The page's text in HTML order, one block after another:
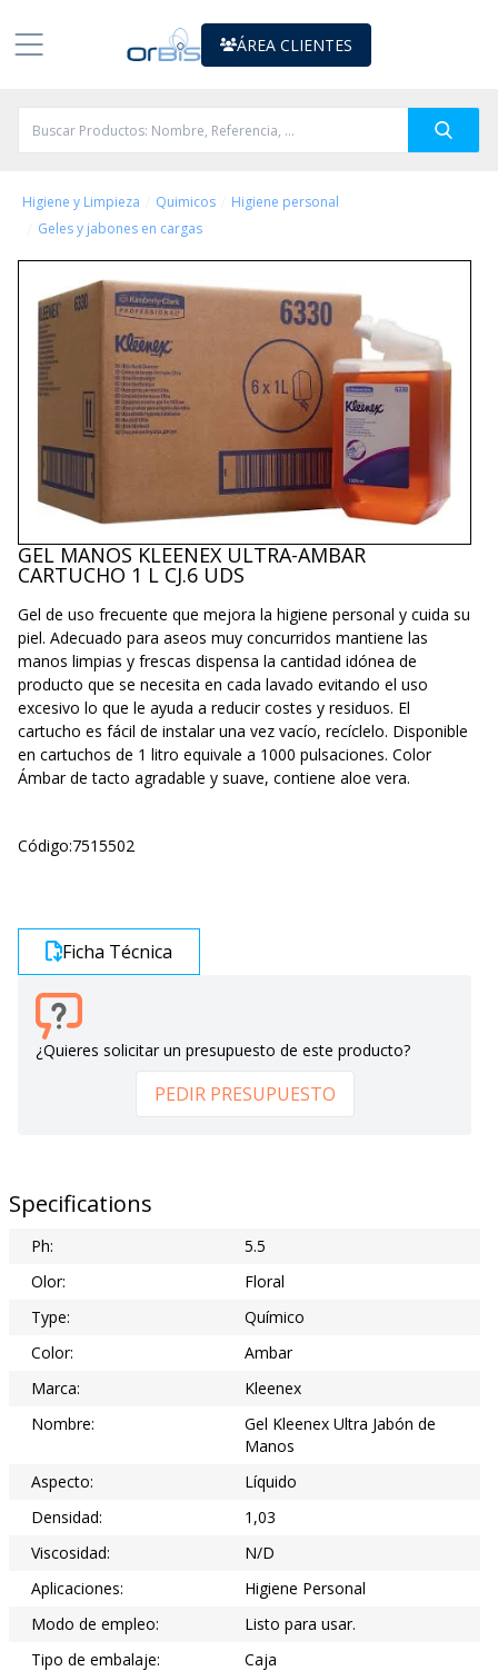
ÁREA CLIENTES
Higiene y Limpieza Quimicos Higiene personal
Geles y jabones en cargas
GEL MANOS KLEENEX ULTRA-AMBAR
CARTUCHO 1 L CJ.6 UDS
Gel de uso frecuente que mejora la higiene personal y cuida su
piel. Adecuado para aseos muy concurridos mantiene las
manos limpias y frescas dispensa la cantidad idónea de
producto que se necesita en cada lavado evitando el uso
excesivo lo que le ayuda a reducir costes y residuos. El
cartucho es fácil de instalar una vez vacío, recíclelo. Disponible
en cartuchos de 1 litro equivale a 1000 pulsaciones. Color
Ámbar de tacto agradable y suave, contiene aloe vera.
Código:7515502
Ficha Técnica
¿Quieres solicitar un presupuesto de este producto?
PEDIR PRESUPUESTO
Specifications
Ph:
5.5
Olor:
Floral
Type:
Químico
Color:
Ambar
Marca:
Kleenex
Nombre:
Gel Kleenex Ultra Jabón de
Manos
Aspecto:
Líquido
Densidad:
1,03
Viscosidad:
N/D
Aplicaciones:
Higiene Personal
Modo de empleo:
Listo para usar.
Tipo de embalaje:
Caja